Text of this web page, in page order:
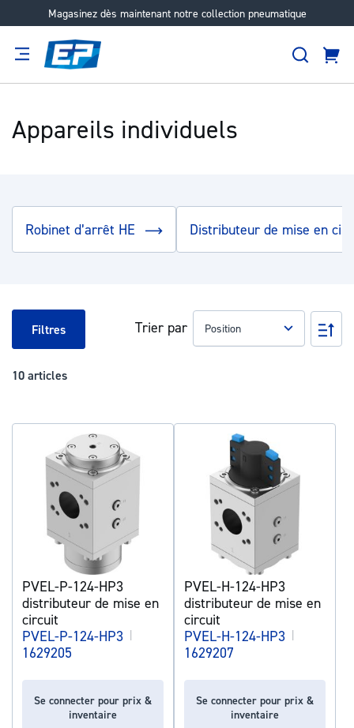
Magasinez dès maintenant notre collection pneumatique
Aller
Appareils individuels
Robinet d’arrêt HE Distributeur de mise en
10 articles
Trier par
Par
PVEL-P-124-HP3
distributeur de mise en
circuit
PVEL-P-124-HP3 |
1629205
Se connecter pour prix &
inventaire
PVEL-H-124-HP3
distributeur de mise en
circuit
PVEL-H-124-HP3 |
1629207
Se connecter pour prix &
inventaire
Filtres